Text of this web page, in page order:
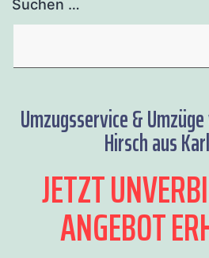
Suchen …
Umzugsservice &
Hirsch aus
JETZT
ANGEBOT